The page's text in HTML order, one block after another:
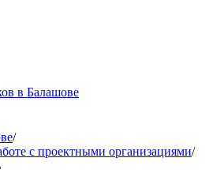
в Балашове
/
с проектными организациями/